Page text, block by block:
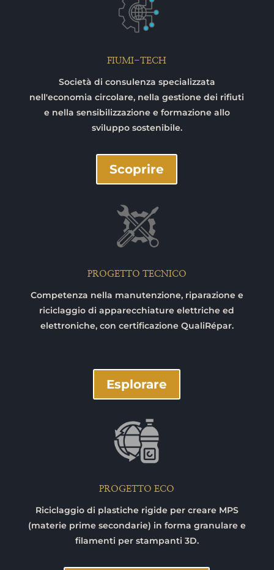
FIUMI-TECH
Società di consulenza specializzata
nell'economia circolare, nella gestione dei rifiuti
e nella sensibilizzazione e formazione allo
sviluppo sostenibile.
Scoprire
PROGETTO TECNICO
Competenza nella manutenzione, riparazione e
riciclaggio di apparecchiature elettriche ed
elettroniche, con certificazione QualiRépar.
Esplorare
PROGETTO ECO
Riciclaggio di plastiche rigide per creare MPS
(materie prime secondarie) in forma granulare e
filamenti per stampanti 3D.